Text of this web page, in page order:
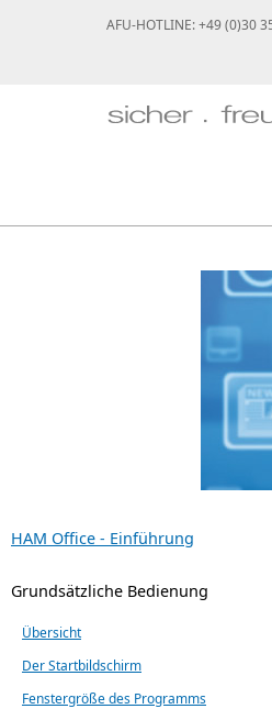
AFU-HOTLINE: +49 (0)30
HAM Office - Einführung
Grundsätzliche Bedienung
Übersicht
Der Startbildschirm
Fenstergröße des Programms